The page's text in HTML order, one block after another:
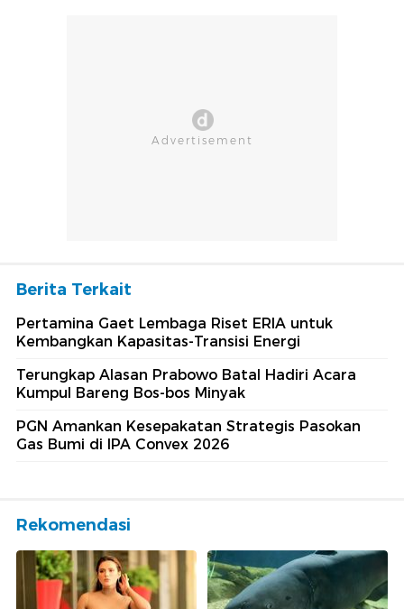
Berita Terkait
Pertamina Gaet Lembaga Riset ERIA untuk
Kembangkan Kapasitas-Transisi Energi
Terungkap Alasan Prabowo Batal Hadiri Acara
Kumpul Bareng Bos-bos Minyak
PGN Amankan Kesepakatan Strategis Pasokan
Gas Bumi di IPA Convex 2026
Rekomendasi